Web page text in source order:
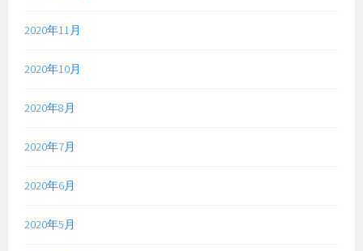
2020年11月
2020年10月
2020年8月
2020年7月
2020年6月
2020年5月